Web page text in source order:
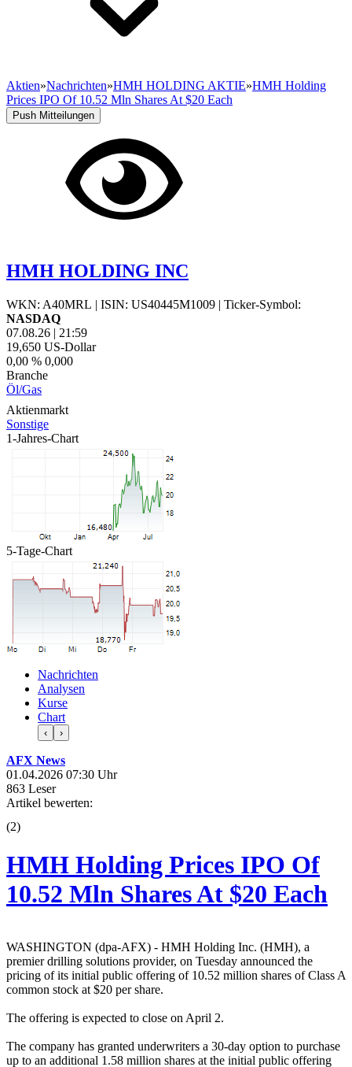
Aktien»Nachrichten»HMH HOLDING AKTIE»HMH Holding
Prices IPO Of 10.52 Mln Shares At $20 Each
Push Mitteilungen
HMH HOLDING INC
WKN: A40MRL | ISIN: US40445M1009 | Ticker-Symbol:
NASDAQ
07.08.26 | 21:59
19,650 US-Dollar
0,00 % 0,000
Branche
Öl/Gas
Aktienmarkt
Sonstige
1-Jahres-Chart
5-Tage-Chart
Nachrichten
Analysen
Kurse
Chart
‹ ›
AFX News
01.04.2026 07:30 Uhr
863 Leser
Artikel bewerten:
(2)
HMH Holding Prices IPO Of
10.52 Mln Shares At $20 Each
WASHINGTON (dpa-AFX) - HMH Holding Inc. (HMH), a
premier drilling solutions provider, on Tuesday announced the
pricing of its initial public offering of 10.52 million shares of Class A
common stock at $20 per share.
The offering is expected to close on April 2.
The company has granted underwriters a 30-day option to purchase
up to an additional 1.58 million shares at the initial public offering